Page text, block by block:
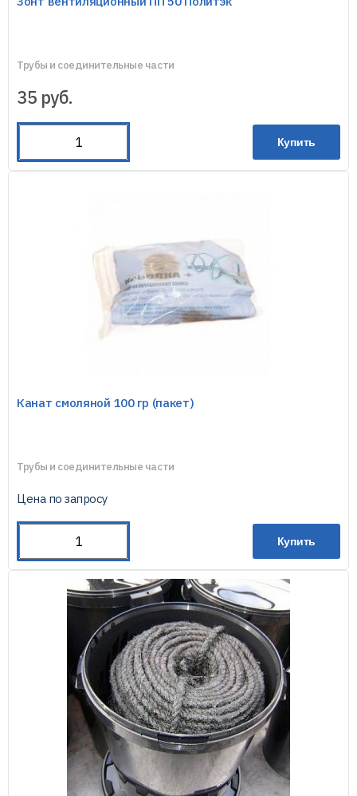
Трубы и соединительные части
35 руб.
Купить
Канат смоляной 100 гр (пакет)
Трубы и соединительные части
Цена по запросу
Купить